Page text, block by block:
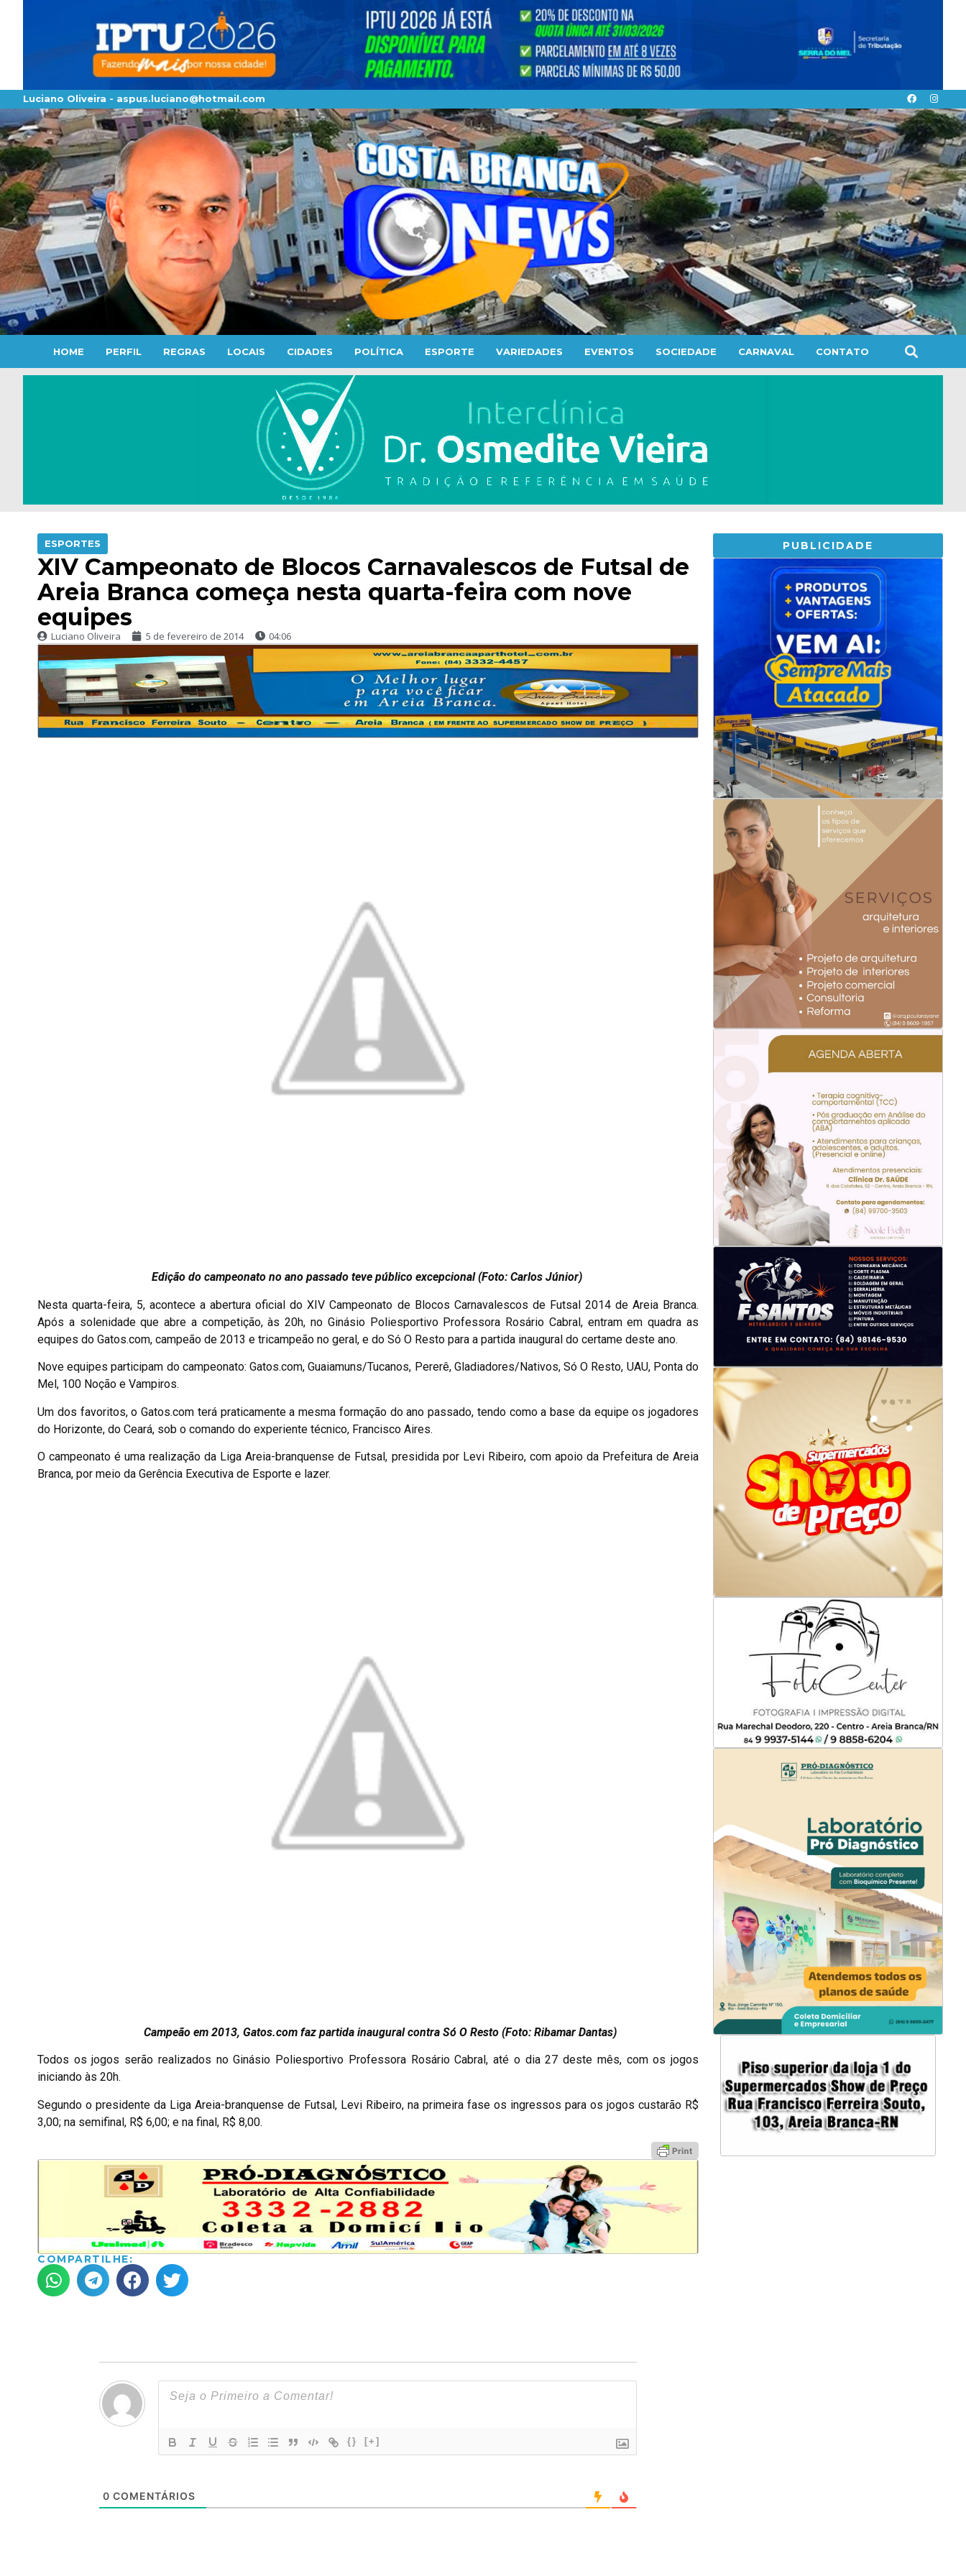
Luciano Oliveira - aspus.luciano@hotmail.com
HOME PERFIL REGRAS LOCAIS CIDADES POLÍTICA ESPORTE VARIEDADES EVENTOS SOCIEDADE CARNAVAL CONTATO
ESPORTES
XIV Campeonato de Blocos Carnavalescos de Futsal de
Areia Branca começa nesta quarta-feira com nove
equipes
Luciano Oliveira 5 de fevereiro de 2014 04:06
Edição do campeonato no ano passado teve público excepcional (Foto: Carlos Júnior)
Nesta quarta-feira, 5, acontece a abertura oficial do XIV Campeonato de Blocos Carnavalescos de Futsal 2014 de Areia Branca.
Após a solenidade que abre a competição, às 20h, no Ginásio Poliesportivo Professora Rosário Cabral, entram em quadra as
equipes do Gatos.com, campeão de 2013 e tricampeão no geral, e do Só O Resto para a partida inaugural do certame deste ano.
Nove equipes participam do campeonato: Gatos.com, Guaiamuns/Tucanos, Pererê, Gladiadores/Nativos, Só O Resto, UAU, Ponta do
Mel, 100 Noção e Vampiros.
Um dos favoritos, o Gatos.com terá praticamente a mesma formação do ano passado, tendo como a base da equipe os jogadores
do Horizonte, do Ceará, sob o comando do experiente técnico, Francisco Aires.
O campeonato é uma realização da Liga Areia-branquense de Futsal, presidida por Levi Ribeiro, com apoio da Prefeitura de Areia
Branca, por meio da Gerência Executiva de Esporte e lazer.
Campeão em 2013, Gatos.com faz partida inaugural contra Só O Resto (Foto: Ribamar Dantas)
Todos os jogos serão realizados no Ginásio Poliesportivo Professora Rosário Cabral, até o dia 27 deste mês, com os jogos
iniciando às 20h.
Segundo o presidente da Liga Areia-branquense de Futsal, Levi Ribeiro, na primeira fase os ingressos para os jogos custarão R$
3,00; na semifinal, R$ 6,00; e na final, R$ 8,00.
COMPARTILHE:
{} [+]
0 COMENTÁRIOS
PUBLICIDADE